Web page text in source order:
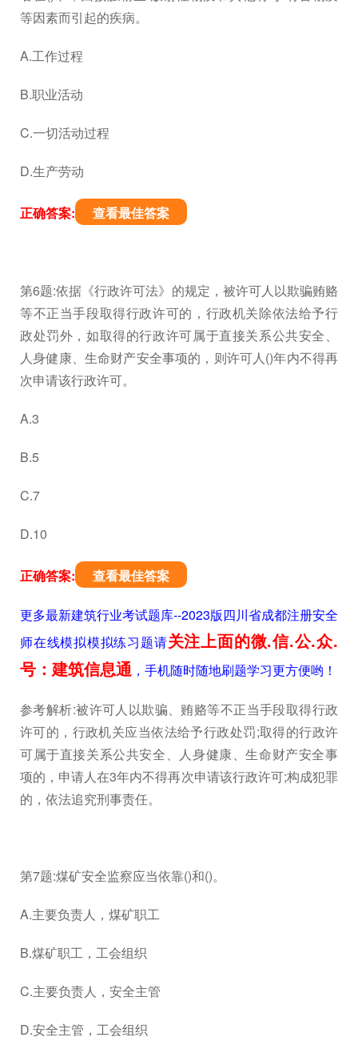
等因素而引起的疾病。
A.工作过程
B.职业活动
C.一切活动过程
D.生产劳动
正确答案: 查看最佳答案
第6题:依据《行政许可法》的规定，被许可人以欺骗贿赂
等不正当手段取得行政许可的，行政机关除依法给予行
政处罚外，如取得的行政许可属于直接关系公共安全、
人身健康、生命财产安全事项的，则许可人()年内不得再
次申请该行政许可。
A.3
B.5
C.7
D.10
正确答案: 查看最佳答案
更多最新建筑行业考试题库--2023版四川省成都注册安全
师在线模拟模拟练习题请关注上面的微.信.公.众.
号：建筑信息通，手机随时随地刷题学习更方便哟！
参考解析:被许可人以欺骗、贿赂等不正当手段取得行政
许可的，行政机关应当依法给予行政处罚;取得的行政许
可属于直接关系公共安全、人身健康、生命财产安全事
项的，申请人在3年内不得再次申请该行政许可;构成犯罪
的，依法追究刑事责任。
第7题:煤矿安全监察应当依靠()和()。
A.主要负责人，煤矿职工
B.煤矿职工，工会组织
C.主要负责人，安全主管
D.安全主管，工会组织